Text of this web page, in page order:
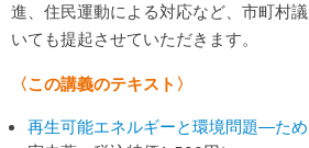
進、住民運動による対応など、市町村
いても提起させていただきます。
〈この講義のテキスト〉
再生可能エネルギーと環境問題―た